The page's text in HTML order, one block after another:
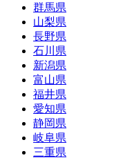
群馬県
山梨県
長野県
石川県
新潟県
富山県
福井県
愛知県
静岡県
岐阜県
三重県